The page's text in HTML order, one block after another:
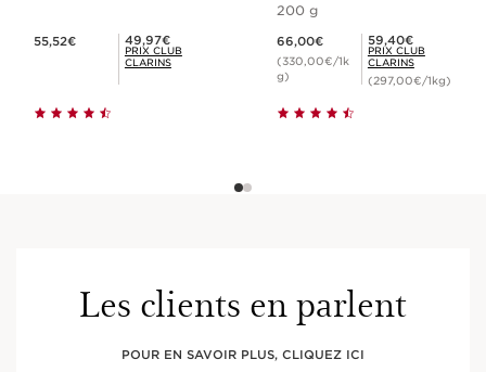
55,52€ Prix Club Clarins 49,97€
49,97€
PRIX CLUB
CLARINS
200 g
66,00€
(330,00€/1k
g)
Prix Club Clarins 59,40€
59,40€
PRIX CLUB
CLARINS
(297,00€/1kg)
Les clients en parlent
POUR EN SAVOIR PLUS, CLIQUEZ ICI